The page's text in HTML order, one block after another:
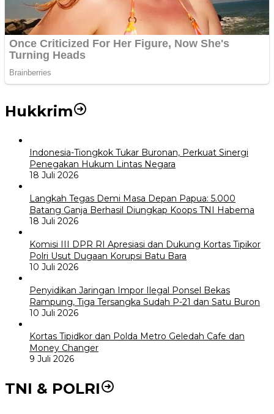
Hukkrim
Indonesia-Tiongkok Tukar Buronan, Perkuat Sinergi
Penegakan Hukum Lintas Negara
18 Juli 2026
Langkah Tegas Demi Masa Depan Papua: 5.000
Batang Ganja Berhasil Diungkap Koops TNI Habema
18 Juli 2026
Komisi III DPR RI Apresiasi dan Dukung Kortas Tipikor
Polri Usut Dugaan Korupsi Batu Bara
10 Juli 2026
Penyidikan Jaringan Impor Ilegal Ponsel Bekas
Rampung, Tiga Tersangka Sudah P-21 dan Satu Buron
10 Juli 2026
Kortas Tipidkor dan Polda Metro Geledah Cafe dan
Money Changer
9 Juli 2026
TNI & POLRI